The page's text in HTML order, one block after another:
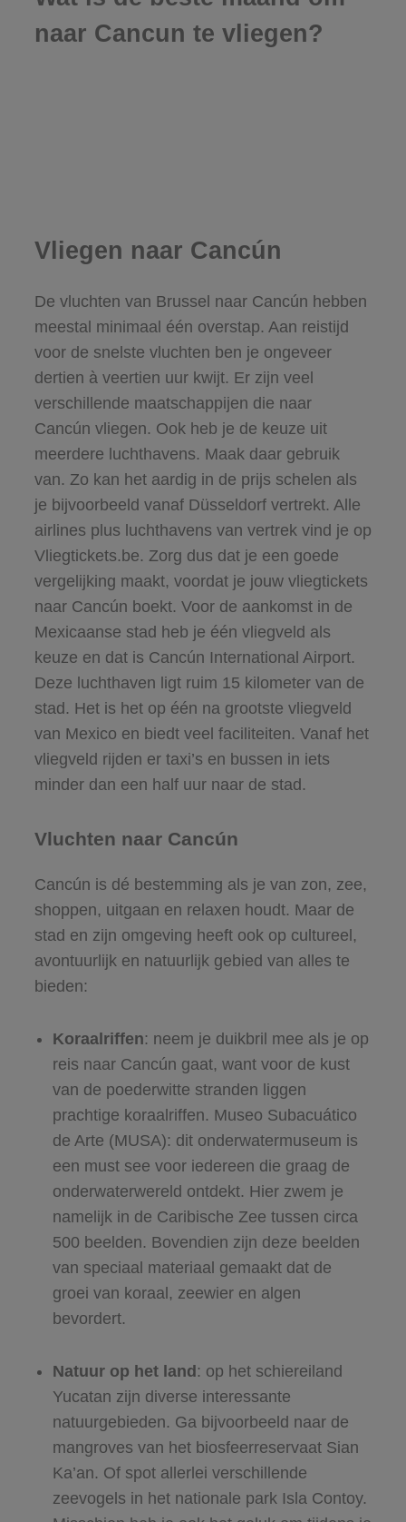
naar Cancun te vliegen?
Vliegen naar Cancún
De vluchten van Brussel naar Cancún hebben
meestal minimaal één overstap. Aan reistijd
voor de snelste vluchten ben je ongeveer
dertien à veertien uur kwijt. Er zijn veel
verschillende maatschappijen die naar
Cancún vliegen. Ook heb je de keuze uit
meerdere luchthavens. Maak daar gebruik
van. Zo kan het aardig in de prijs schelen als
je bijvoorbeeld vanaf Düsseldorf vertrekt. Alle
airlines plus luchthavens van vertrek vind je op
Vliegtickets.be. Zorg dus dat je een goede
vergelijking maakt, voordat je jouw vliegtickets
naar Cancún boekt. Voor de aankomst in de
Mexicaanse stad heb je één vliegveld als
keuze en dat is Cancún International Airport.
Deze luchthaven ligt ruim 15 kilometer van de
stad. Het is het op één na grootste vliegveld
van Mexico en biedt veel faciliteiten. Vanaf het
vliegveld rijden er taxi’s en bussen in iets
minder dan een half uur naar de stad.
Vluchten naar Cancún
Cancún is dé bestemming als je van zon, zee,
shoppen, uitgaan en relaxen houdt. Maar de
stad en zijn omgeving heeft ook op cultureel,
avontuurlijk en natuurlijk gebied van alles te
bieden:
Koraalriffen: neem je duikbril mee als je op
reis naar Cancún gaat, want voor de kust
van de poederwitte stranden liggen
prachtige koraalriffen. Museo Subacuático
de Arte (MUSA): dit onderwatermuseum is
een must see voor iedereen die graag de
onderwaterwereld ontdekt. Hier zwem je
namelijk in de Caribische Zee tussen circa
500 beelden. Bovendien zijn deze beelden
van speciaal materiaal gemaakt dat de
groei van koraal, zeewier en algen
bevordert.
Natuur op het land : op het schiereiland
Yucatan zijn diverse interessante
natuurgebieden. Ga bijvoorbeeld naar de
mangroves van het biosfeerreservaat Sian
Ka’an. Of spot allerlei verschillende
zeevogels in het nationale park Isla Contoy.